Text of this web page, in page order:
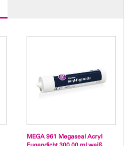
MEGA 961 Megaseal Acryl